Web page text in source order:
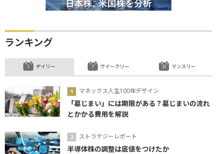
ランキング
デイリー
マネックス人生100年デザイン
「墓じまい」には期限がある？墓じまいの流れ
とかかる費用を解説
ストラテジーレポート
半導体株の調整は底値をつけたか
ウイークリー マンスリー